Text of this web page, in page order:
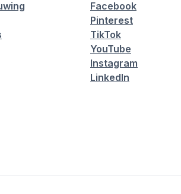
Facebook
Pinterest
TikTok
YouTube
Instagram
LinkedIn